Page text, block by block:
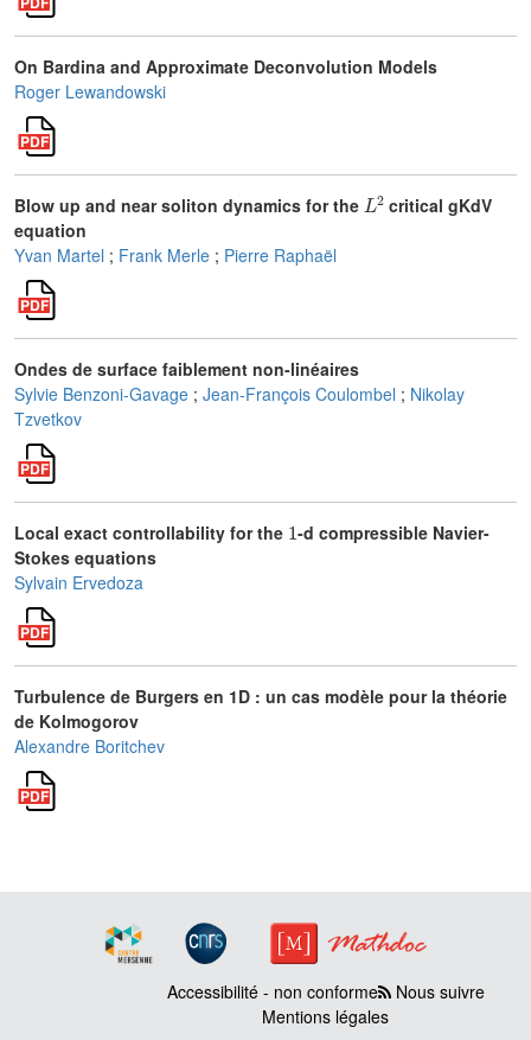
On Bardina and Approximate Deconvolution Models
Roger Lewandowski
Blow up and near soliton dynamics for the L2 critical gKdV
equation
Yvan Martel ; Frank Merle ; Pierre Raphaël
Ondes de surface faiblement non-linéaires
Sylvie Benzoni-Gavage ; Jean-François Coulombel ; Nikolay
Tzvetkov
Local exact controllability for the
-d compressible Navier-
Stokes equations
Sylvain Ervedoza
Turbulence de Burgers en 1D : un cas modèle pour la théorie
de Kolmogorov
Alexandre Boritchev
Accessibilité - non conforme Nous suivre
Mentions légales